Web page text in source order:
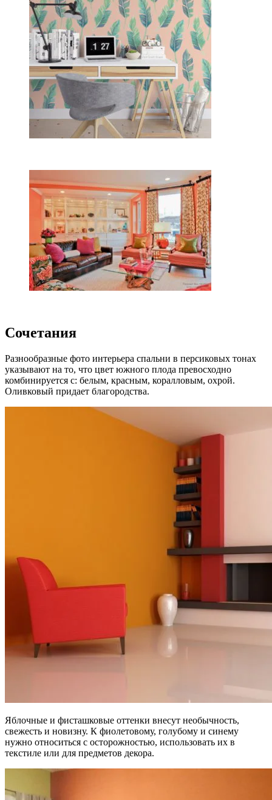
Сочетания
Разнообразные фото интерьера спальни в персиковых тонах
указывают на то, что цвет южного плода превосходно
комбинируется с: белым, красным, коралловым, охрой.
Оливковый придает благородства.
Яблочные и фисташковые оттенки внесут необычность,
свежесть и новизну. К фиолетовому, голубому и синему
нужно относиться с осторожностью, использовать их в
текстиле или для предметов декора.